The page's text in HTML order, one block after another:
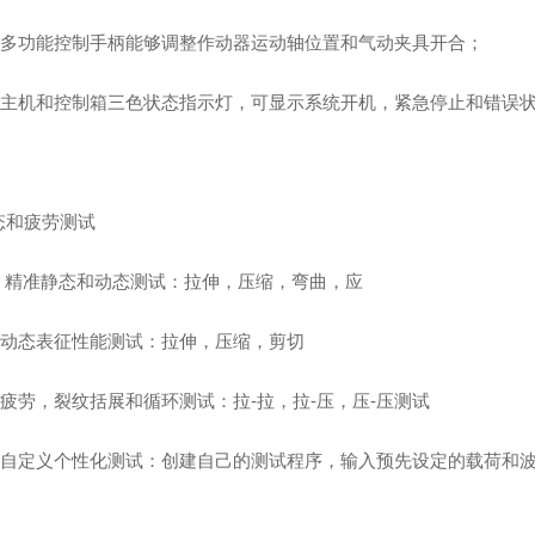
能控制手柄能够调整作动器运动轴位置和气动夹具开合；
和控制箱三色状态指示灯，可显示系统开机，紧急停止和错误状
和疲劳测试
静态和动态测试：拉伸，压缩，弯曲，应
表征性能测试：拉伸，压缩，剪切
，裂纹括展和循环测试：拉-拉，拉-压，压-压测试
义个性化测试：创建自己的测试程序，输入预先设定的载荷和波